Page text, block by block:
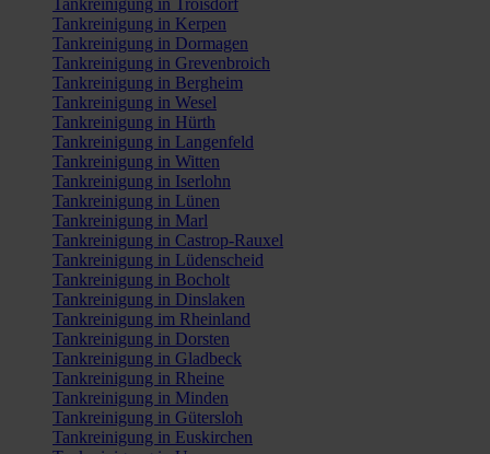
Tankreinigung in Troisdorf
Tankreinigung in Kerpen
Tankreinigung in Dormagen
Tankreinigung in Grevenbroich
Tankreinigung in Bergheim
Tankreinigung in Wesel
Tankreinigung in Hürth
Tankreinigung in Langenfeld
Tankreinigung in Witten
Tankreinigung in Iserlohn
Tankreinigung in Lünen
Tankreinigung in Marl
Tankreinigung in Castrop-Rauxel
Tankreinigung in Lüdenscheid
Tankreinigung in Bocholt
Tankreinigung in Dinslaken
Tankreinigung im Rheinland
Tankreinigung in Dorsten
Tankreinigung in Gladbeck
Tankreinigung in Rheine
Tankreinigung in Minden
Tankreinigung in Gütersloh
Tankreinigung in Euskirchen